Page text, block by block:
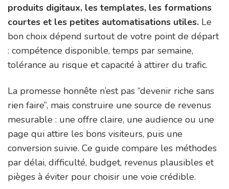
produits digitaux, les templates, les formations
courtes et les petites automatisations utiles. Le
bon choix dépend surtout de votre point de départ
: compétence disponible, temps par semaine,
tolérance au risque et capacité à attirer du trafic.
La promesse honnête n’est pas “devenir riche sans
rien faire”, mais construire une source de revenus
mesurable : une offre claire, une audience ou une
page qui attire les bons visiteurs, puis une
conversion suivie. Ce guide compare les méthodes
par délai, difficulté, budget, revenus plausibles et
pièges à éviter pour choisir une voie crédible.